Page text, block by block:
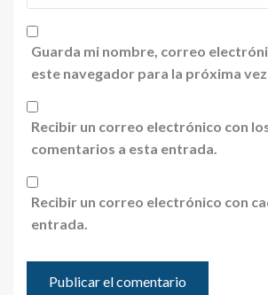
Guarda mi nombre, correo
este navegador para la próxima
Recibir un correo electrónico con
comentarios a esta entrada.
Recibir un correo electrónico con
entrada.